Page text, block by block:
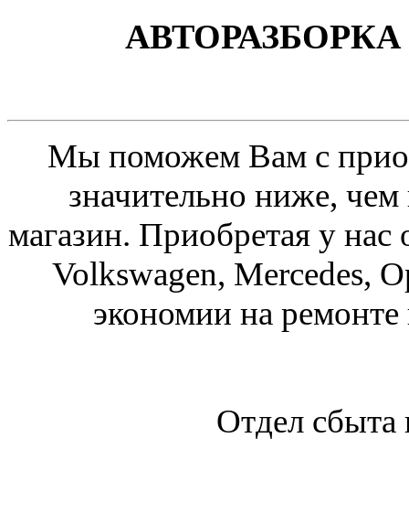
Мы поможем Вам с
значительно ниже,
магазин. Приобретая у нас
Volkswagen, Mercedes,
экономии на
Отдел сбыта